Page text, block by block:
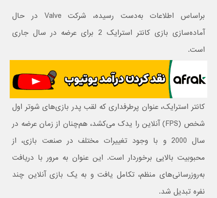
براساس اطلاعات به‌دست رسیده، شرکت Valve در حال
آماده‌سازی بازی کانتر استرایک 2 برای عرضه در سال جاری
است.
کانتر استرایک، عنوان پرطرفداری که لقب پدر بازی‌های شوتر اول
شخص (FPS) آنلاین را یدک می‌کشد، هم‌چنان از زمان عرضه در
سال 2000 و با وجود تغییرات مختلف در صنعت بازی، از
محبوبیت بالایی برخوردار است. این عنوان به مرور با دریافت
به‌روزرسانی‌های منظم، تکامل یافت و به یک بازی آنلاین چند
نفره تبدیل شد.